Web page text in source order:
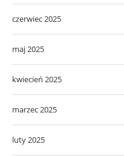
czerwiec 2025
maj 2025
kwiecień 2025
marzec 2025
luty 2025